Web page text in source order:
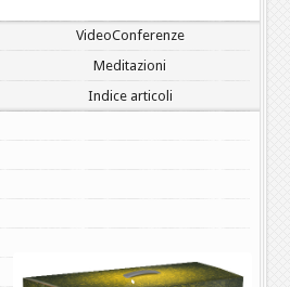
VideoConferenze
Meditazioni
Indice articoli
.